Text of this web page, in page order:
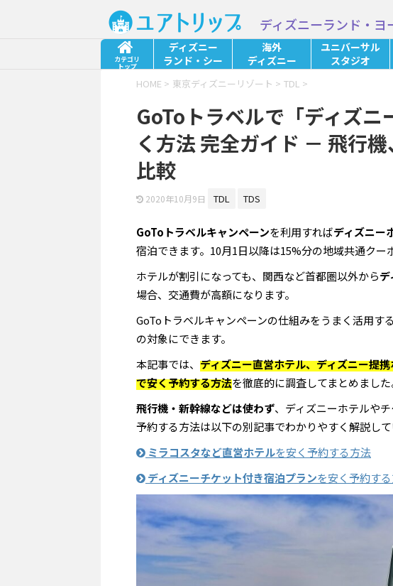
ディズニーランド・
カテゴリ
トップ
ディズニー
ランド・シー
海外
ディズニー
ユニバーサル
スタジオ
HOME > 東京ディズニーリゾート > TDL >
GoToトラベルで「ディズ
く方法 完全ガイド － 飛行
比較
2020年10月9日 TDL TDS
GoToトラベルキャンペーンを利用すればディズニー
宿泊できます。10月1日以降は15%分の地域共通クー
ホテルが割引になっても、関西など首都圏以外から
場合、交通費が高額になります。
GoToトラベルキャンペーンの仕組みをうまく活用す
の対象にできます。
本記事では、 ディズニー直営ホテル、ディズニー提
で安く予約する方法を徹底的に調査してまとめました
飛行機・新幹線などは使わず、ディズニーホテルや
予約する方法は以下の別記事でわかりやすく解説して
ミラコスタなど直営ホテルを安く予約する方法
ディズニーチケット付き宿泊プランを安く予約す